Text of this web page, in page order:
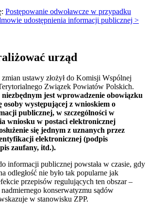
Postępowanie odwoławcze w przypadku
udostępnienia informacji publicznej >
urząd
ustawy złożył do Komisji Wspólnej
Związek Powiatów Polskich.
niezbędnym jest wprowadzenie obowiązku
osoby występującej z wnioskiem o
publicznej, w szczególności w
wniosku w postaci elektronicznej
się jednym z uznanych przez
elektronicznej (podpis
zaufany, itd.).
informacji publicznej powstała w czasie, gdy
odległość nie było tak popularne jak
przepisów regulujących ten obszar –
konserwatyzmu sądów
w stanowisku ZPP.